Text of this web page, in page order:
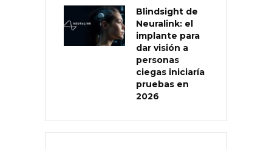
Blindsight de
Neuralink: el
implante para
dar visión a
personas
ciegas iniciaría
pruebas en
2026